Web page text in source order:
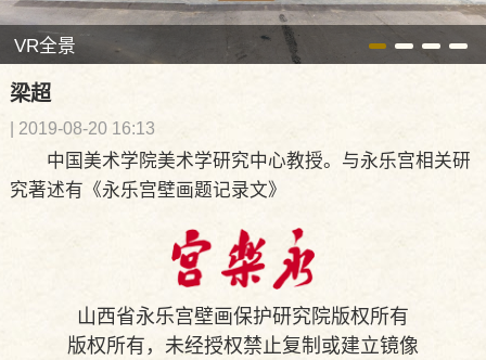
VR全景
梁超
| 2019-08-20 16:13
中国美术学院美术学研究中心教授。与永乐宫相关研
究著述有《永乐宫壁画题记录文》
山西省永乐宫壁画保护研究院版权所有
版权所有，未经授权禁止复制或建立镜像